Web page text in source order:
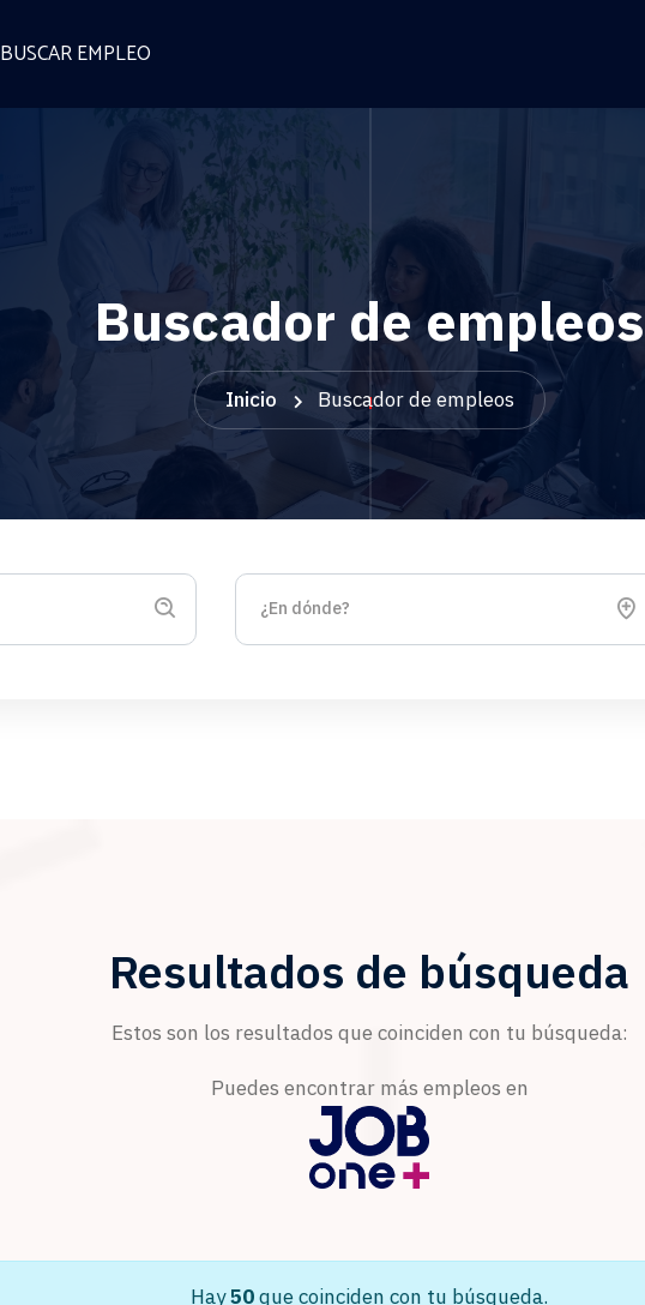
BUSCAR EMPLEO
Buscador de empleos
Inicio Buscador de empleos
Resultados de búsqueda
Estos son los resultados que coinciden con tu búsqueda:
Puedes encontrar más empleos en
Hay50que coinciden con tu búsqueda.